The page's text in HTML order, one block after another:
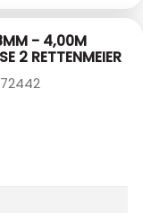
- 4,00M
2 RETTENMEIER